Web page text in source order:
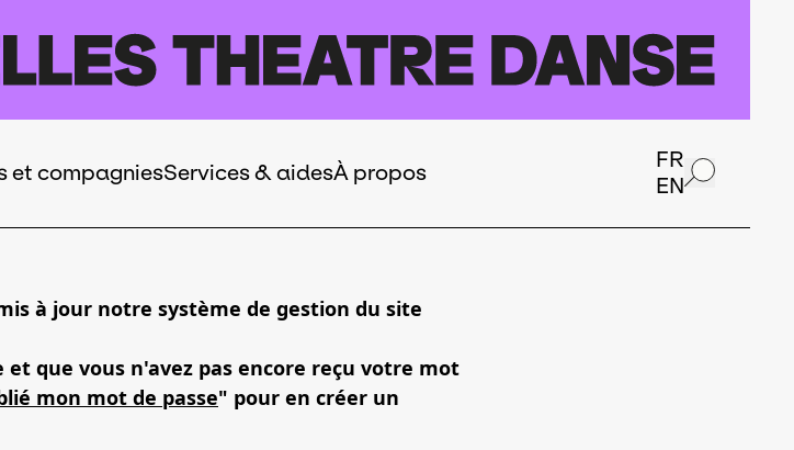
et compagniesServices & aidesÀ propos
FR
EN
à jour notre système de gestion du site
que vous n'avez pas encore reçu votre mot
mon mot de passe" pour en créer un